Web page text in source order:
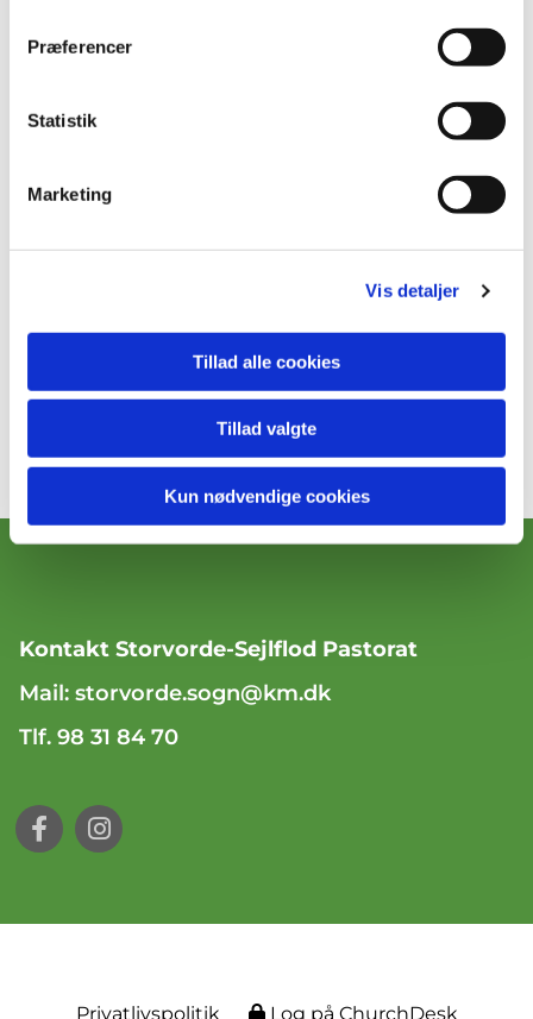
Præferencer
Statistik
Marketing
Vis detaljer
Tillad alle cookies
Tillad valgte
Kun nødvendige cookies
Kontakt Storvorde-Sejlflod Pastorat
Mail: storvorde.sogn@km.dk
Tlf. 98 31 84 70
Privatlivspolitik Log på ChurchDesk